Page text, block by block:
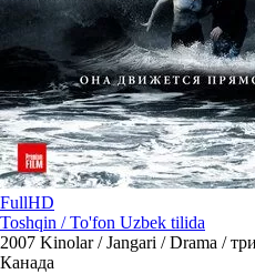
FullHD
Toshqin / To'fon Uzbek tilida
2007 Kinolar / Jangari / Drama /
Канада